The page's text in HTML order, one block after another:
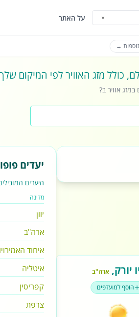
▼ על האתר
→
כולל מזג האוויר לפי המיקום שלך
אוויר ב?
יורק, ארה"ב
הוסף למועדפים
יעדים
היעדים
מדינה
יוון
ארה"ב
איחוד
איטליה
קפריסין
צרפת